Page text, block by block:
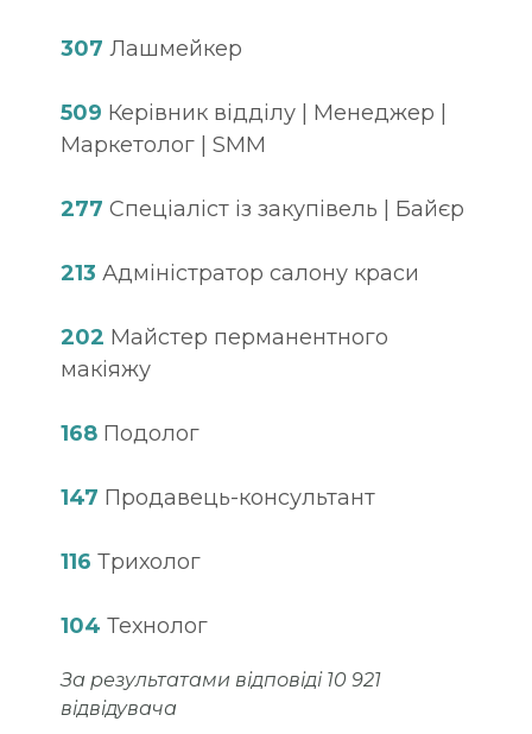
307 Лашмейкер
509 Керівник відділу | Менеджер |
Маркетолог | SMM
277 Спеціаліст із закупівель | Байєр
213 Адміністратор салону краси
202 Майстер перманентного
макіяжу
168 Подолог
147 Продавець-консультант
116 Трихолог
104 Технолог
За результатами відповіді 10 921
відвідувача